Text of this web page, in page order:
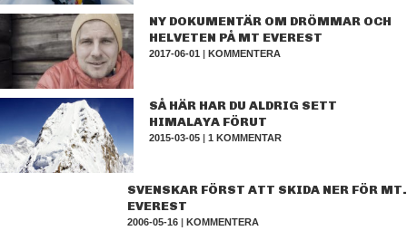
NY DOKUMENTÄR OM DRÖMMAR OCH
HELVETEN PÅ MT EVEREST
2017-06-01 |KOMMENTERA
SÅ HÄR HAR DU ALDRIG SETT
HIMALAYA FÖRUT
2015-03-05 |1 KOMMENTAR
SVENSKAR FÖRST ATT SKIDA NER FÖR MT.
EVEREST
2006-05-16| KOMMENTERA